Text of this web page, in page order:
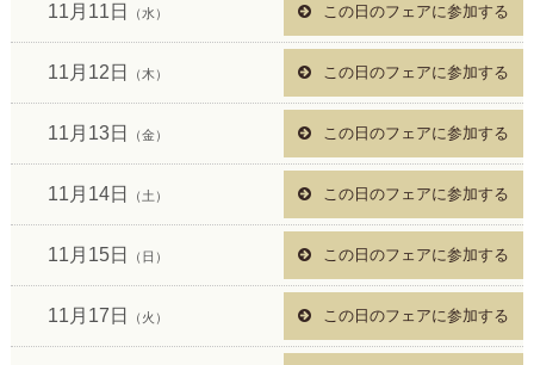
11月11日 （水） この日のフェアに参加する
11月12日 （木） この日のフェアに参加する
11月13日 （金） この日のフェアに参加する
11月14日 （土） この日のフェアに参加する
11月15日 （日） この日のフェアに参加する
11月17日 （火） この日のフェアに参加する